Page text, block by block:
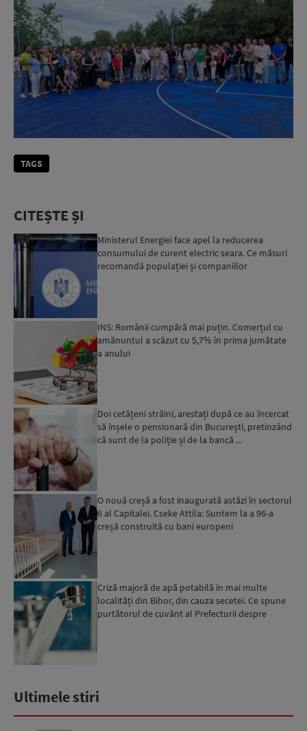
TAGS
CITEȘTE ȘI
Ministerul Energiei face apel la reducerea
consumului de curent electric seara. Ce măsuri
recomandă populației și companiilor
INS: Românii cumpără mai puțin. Comerțul cu
amănuntul a scăzut cu 5,7% în prima jumătate
a anului
Doi cetățeni străini, arestați după ce au încercat
să înșele o pensionară din București, pretinzând
că sunt de la poliție și de la bancă ...
O nouă creșă a fost inaugurată astăzi în sectorul
6 al Capitalei. Cseke Attila: Suntem la a 96-a
creșă construită cu bani europeni
Criză majoră de apă potabilă în mai multe
localități din Bihor, din cauza secetei. Ce spune
purtătorul de cuvânt al Prefecturii despre
Ultimele stiri